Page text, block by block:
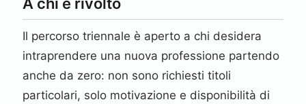
Il percorso triennale è aperto a chi desidera
intraprendere una nuova professione partendo
anche da zero: non sono richiesti titoli
particolari, solo motivazione e disponibilità di